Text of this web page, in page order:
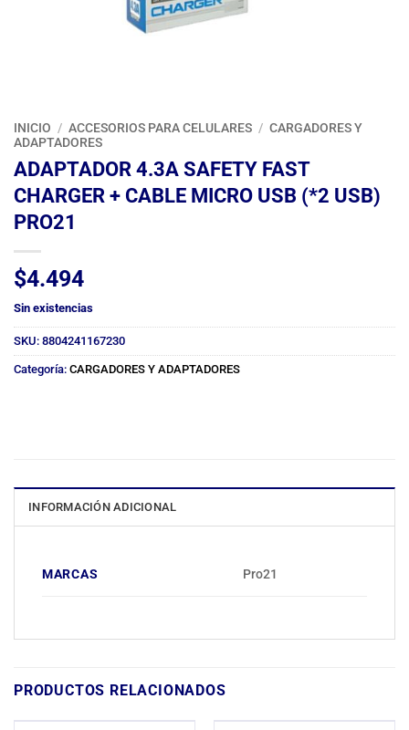
INICIO / ACCESORIOS PARA CELULARES / CARGADORES Y
ADAPTADORES
ADAPTADOR 4.3A SAFETY FAST
CHARGER + CABLE MICRO USB (*2 USB)
PRO21
$4.494
Sin existencias
SKU: 8804241167230
Categoría: CARGADORES Y ADAPTADORES
INFORMACIÓN ADICIONAL
MARCAS Pro21
PRODUCTOS RELACIONADOS